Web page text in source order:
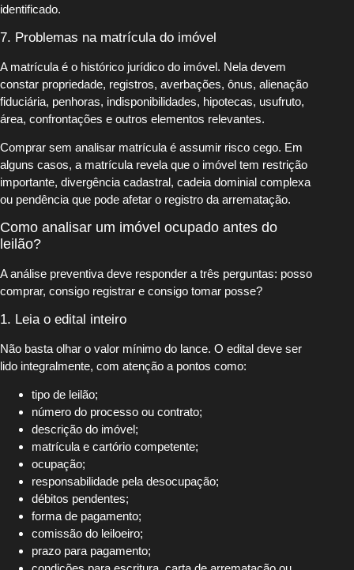
identificado.
7. Problemas na matrícula do imóvel
A matrícula é o histórico jurídico do imóvel. Nela devem
constar propriedade, registros, averbações, ônus, alienação
fiduciária, penhoras, indisponibilidades, hipotecas, usufruto,
área, confrontações e outros elementos relevantes.
Comprar sem analisar matrícula é assumir risco cego. Em
alguns casos, a matrícula revela que o imóvel tem restrição
importante, divergência cadastral, cadeia dominial complexa
ou pendência que pode afetar o registro da arrematação.
Como analisar um imóvel ocupado antes do
leilão?
A análise preventiva deve responder a três perguntas: posso
comprar, consigo registrar e consigo tomar posse?
1. Leia o edital inteiro
Não basta olhar o valor mínimo do lance. O edital deve ser
lido integralmente, com atenção a pontos como:
tipo de leilão;
número do processo ou contrato;
descrição do imóvel;
matrícula e cartório competente;
ocupação;
responsabilidade pela desocupação;
débitos pendentes;
forma de pagamento;
comissão do leiloeiro;
prazo para pagamento;